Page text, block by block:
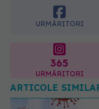
URMĂRITORI
365
URMĂRITORI
ARTICOLE